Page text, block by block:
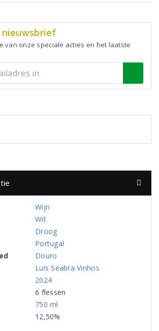
van onze speciale acties en het laatste
Wijn
Wit
Droog
Portugal
Douro
Luis Seabra Vinhos
2024
6 flessen
750 ml
12,50%